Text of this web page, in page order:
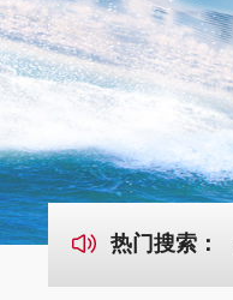
热门搜索：